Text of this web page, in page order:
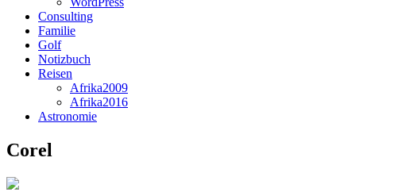
Consulting
Familie
Golf
Notizbuch
Reisen
Afrika2009
Afrika2016
Astronomie
Corel